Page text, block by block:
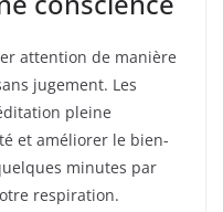
attention de manière
jugement. Les
pleine
et améliorer le bien-
minutes par
respiration.